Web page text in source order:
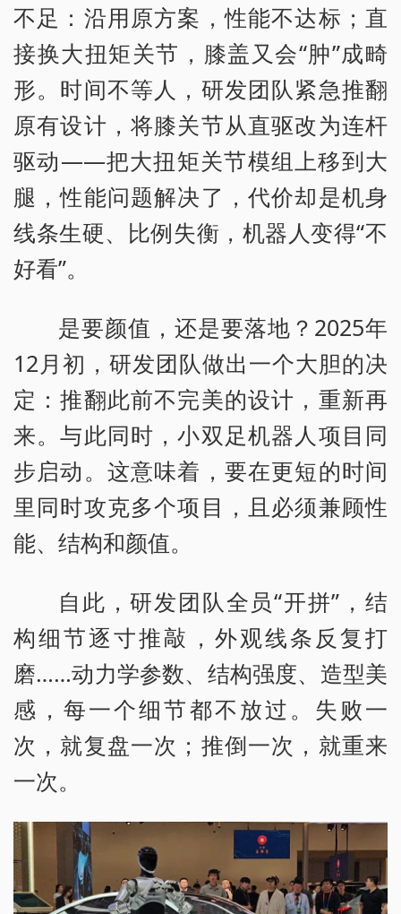
不足：沿用原方案，性能不达标；直
接换大扭矩关节，膝盖又会“肿”成畸
形。时间不等人，研发团队紧急推翻
原有设计，将膝关节从直驱改为连杆
驱动——把大扭矩关节模组上移到大
腿，性能问题解决了，代价却是机身
线条生硬、比例失衡，机器人变得“不
好看”。
是要颜值，还是要落地？2025年
12月初，研发团队做出一个大胆的决
定：推翻此前不完美的设计，重新再
来。与此同时，小双足机器人项目同
步启动。这意味着，要在更短的时间
里同时攻克多个项目，且必须兼顾性
能、结构和颜值。
自此，研发团队全员“开拼”，结
构细节逐寸推敲，外观线条反复打
磨……动力学参数、结构强度、造型美
感，每一个细节都不放过。失败一
次，就复盘一次；推倒一次，就重来
一次。